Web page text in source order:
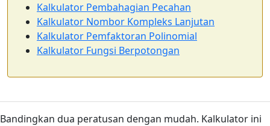
Kalkulator Pembahagian Pecahan
Kalkulator Nombor Kompleks Lanjutan
Kalkulator Pemfaktoran Polinomial
Kalkulator Fungsi Berpotongan
Bandingkan dua peratusan dengan mudah. Kalkulator ini